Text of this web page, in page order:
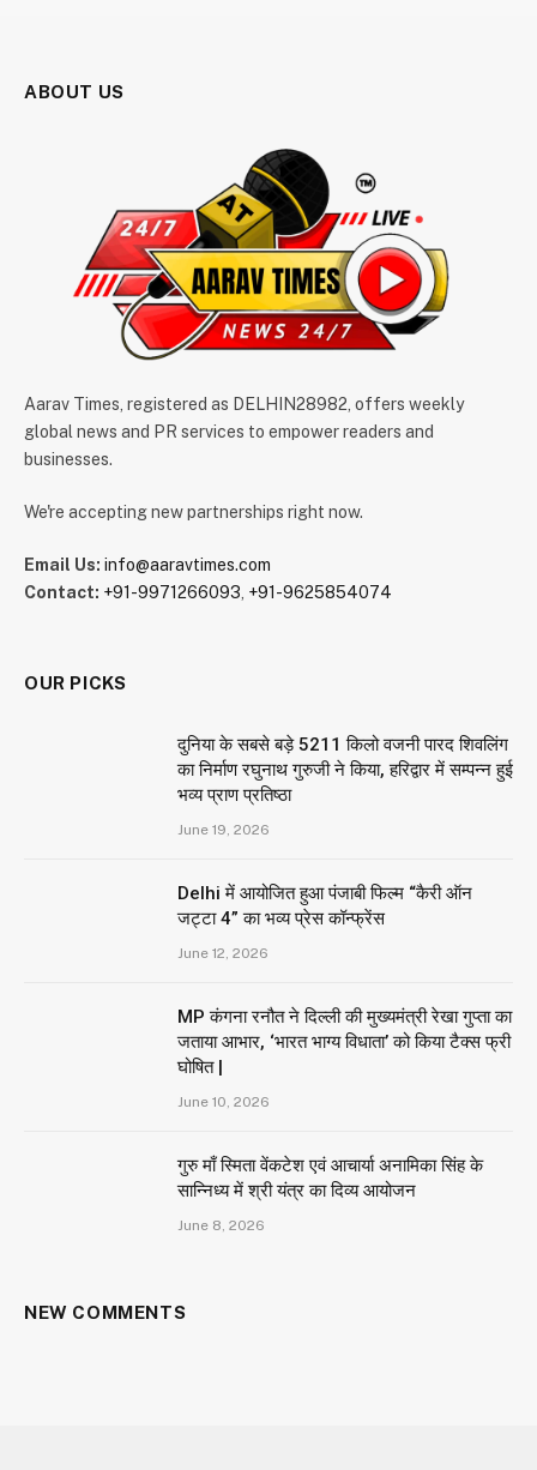
ABOUT US
Aarav Times, registered as DELHIN28982, offers weekly
global news and PR services to empower readers and
businesses.
We're accepting new partnerships right now.
Email Us: info@aaravtimes.com
Contact: +91-9971266093 +91-9625854074
OUR PICKS
दुनिया के सबसे बड़े 5211 किलो वजनी पारद शिवलिंग
का निर्माण रघुनाथ गुरुजी ने किया, हरिद्वार में सम्पन्न हुई
भव्य प्राण प्रतिष्ठा
June 19, 2026
Delhi में आयोजित हुआ पंजाबी फिल्म “कैरी ऑन
जट्टा 4” का भव्य प्रेस कॉन्फ्रेंस
June 12, 2026
MP कंगना रनौत ने दिल्ली की मुख्यमंत्री रेखा गुप्ता का
जताया आभार, ‘भारत भाग्य विधाता’ को किया टैक्स फ्री
घोषित |
June 10, 2026
गुरु माँ स्मिता वेंकटेश एवं आचार्या अनामिका सिंह के
सान्निध्य में श्री यंत्र का दिव्य आयोजन
June 8, 2026
NEW COMMENTS